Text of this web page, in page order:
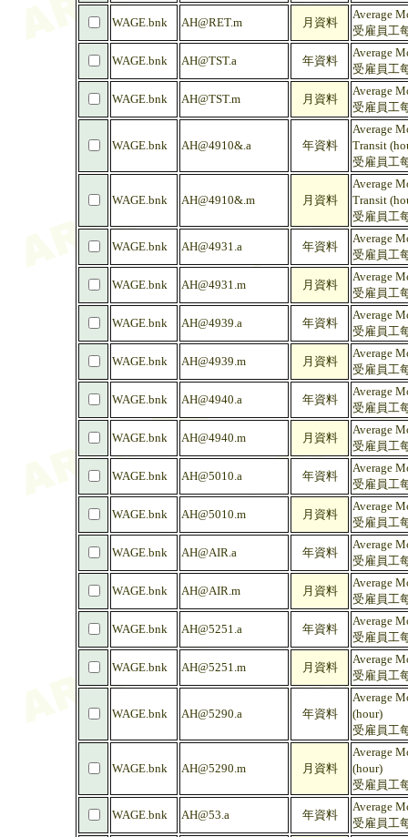
WAGE.bnk AH@RET.m 月資料
Average
受雇員工
WAGE.bnk AH@TST.a 年資料
Average
受雇員工
WAGE.bnk AH@TST.m 月資料
Average
受雇員工
WAGE.bnk AH@4910&.a 年資料
Average
Transit
受雇員工
WAGE.bnk AH@4910&.m 月資料
Average
Transit
受雇員工
WAGE.bnk AH@4931.a 年資料
Average
受雇員工
WAGE.bnk AH@4931.m 月資料
Average
受雇員工
WAGE.bnk AH@4939.a 年資料
Average
受雇員工
WAGE.bnk AH@4939.m 月資料
Average
受雇員工
WAGE.bnk AH@4940.a 年資料
Average
受雇員工
WAGE.bnk AH@4940.m 月資料
Average
受雇員工
WAGE.bnk AH@5010.a 年資料
Average
受雇員工
WAGE.bnk AH@5010.m 月資料
Average
受雇員工
WAGE.bnk AH@AIR.a 年資料
Average
受雇員工
WAGE.bnk AH@AIR.m 月資料
Average
受雇員工
WAGE.bnk AH@5251.a 年資料
Average
受雇員工
WAGE.bnk AH@5251.m 月資料
Average
受雇員工
WAGE.bnk AH@5290.a 年資料
Average
(hour)
受雇員工
WAGE.bnk AH@5290.m 月資料
Average
(hour)
受雇員工
WAGE.bnk AH@53.a 年資料
Average
受雇員工